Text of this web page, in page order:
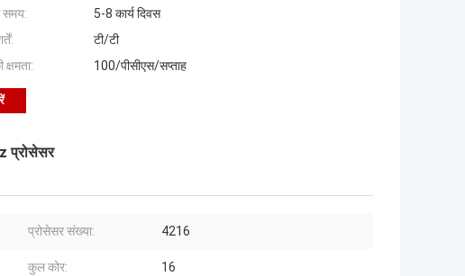
5-8 कार्य दिवस
टी/टी
क्षमता:
100/पीसीएस/सप्ताह
प्रोसेसर
प्रोसेसर संख्या: 4216
कुल कोर: 16